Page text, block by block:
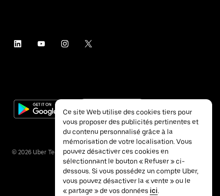
© 2026 Uber Technologies Inc.
Ce site Web utilise des cookies tiers pour
vous proposer des publicités pertinentes et
du contenu personnalisé grâce à la
mémorisation de votre localisation. Vous
pouvez désactiver ces cookies en
sélectionnant le bouton « Refuser » ci-
dessous. Si vous possédez un compte Uber,
vous pouvez désactiver la « vente » ou le
« partage » de vos données ici.